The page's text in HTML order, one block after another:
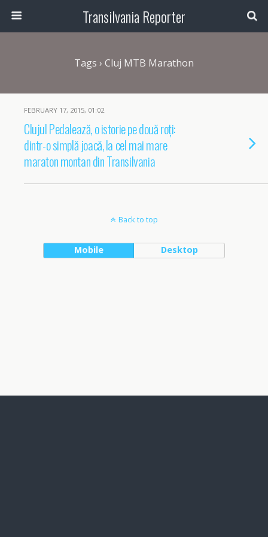
Transilvania Reporter
Tags › Cluj MTB Marathon
FEBRUARY 17, 2015, 01:02
Clujul Pedalează, o istorie pe două roți:
dintr-o simplă joacă, la cel mai mare
maraton montan din Transilvania
Back to top
Mobile Desktop